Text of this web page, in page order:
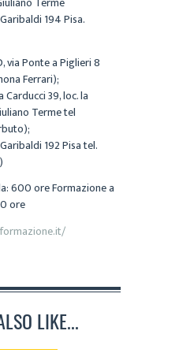
194 Pisa.
via Ponte a Piglieri 8
Ferrari);
Carducci 39, loc. la
Terme tel
192 Pisa tel.
600 ore Formazione a
ore
LIKE...